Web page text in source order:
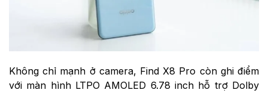
Không chỉ mạnh ở camera, Find X8 Pro còn ghi điểm
với màn hình LTPO AMOLED 6.78 inch hỗ trợ Dolby